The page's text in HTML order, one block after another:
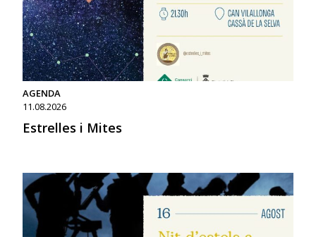
AGENDA
11.08.2026
Estrelles i Mites